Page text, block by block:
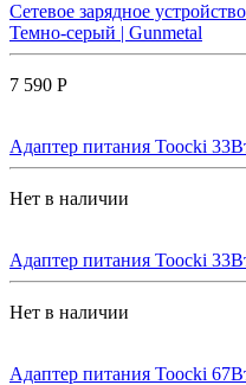
Сетевое зарядное
Темно-серый | Gunmetal
7 590 Р
Адаптер питания Toocki
Нет в наличии
Адаптер питания Toocki
Нет в наличии
Адаптер питания Toocki